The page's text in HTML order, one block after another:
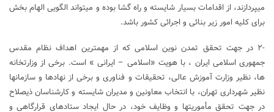
میپردازند، از اقدامات بسیار شایسته و راه گشا بوده و میتواند الگویی الهام بخش
برای کلیه امور زیر بنائی و اجرائی کشور باشد.
-۲ در جهت تحقق تمدن نوین اسلامی که از مهمترین اهداف نظام مقدس
جمهوری اسلامی ایران ، با هویت «اسلامی – ایرانی » است. برخی از وزارتخانه
ها، نظیر وزارت آموزش عالی، تحقیقات و فناوری و برخی از نهادها و سازمانها
نظیر شهرداری تهران، با انتخاب معاونین و مدیران شایسته و کارشناسان ذیصلاح
در جهت تحقق مأموریتها و وظایف خود، در حال ایجاد ستادهای قرارگاهی و